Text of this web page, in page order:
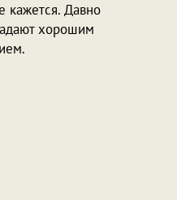
кажется. Давно
хорошим